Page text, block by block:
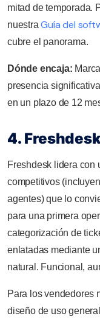
mitad de temporada.
nuestraGuía del
cubre el panorama.
Dónde encaja:
presencia
en un plazo de 12
4.
Freshdesk lidera con
competitivos
agentes) que lo
para una primera
categorización de
enlatadas mediante
natural. Funcional,
Para los vendedores
diseño de uso